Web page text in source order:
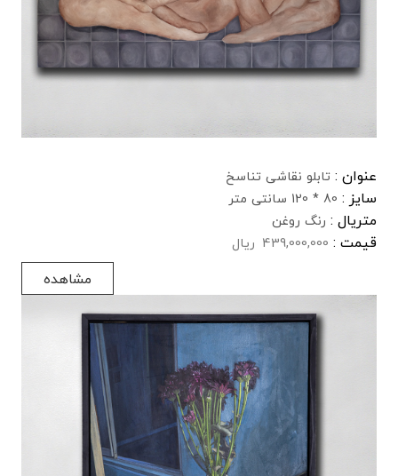
عنوان : تابلو نقاشی تناسخ
سایز : 80 * 120 سانتی متر
متریال : رنگ روغن
قیمت : 439,000,000 ریال
مشاهده